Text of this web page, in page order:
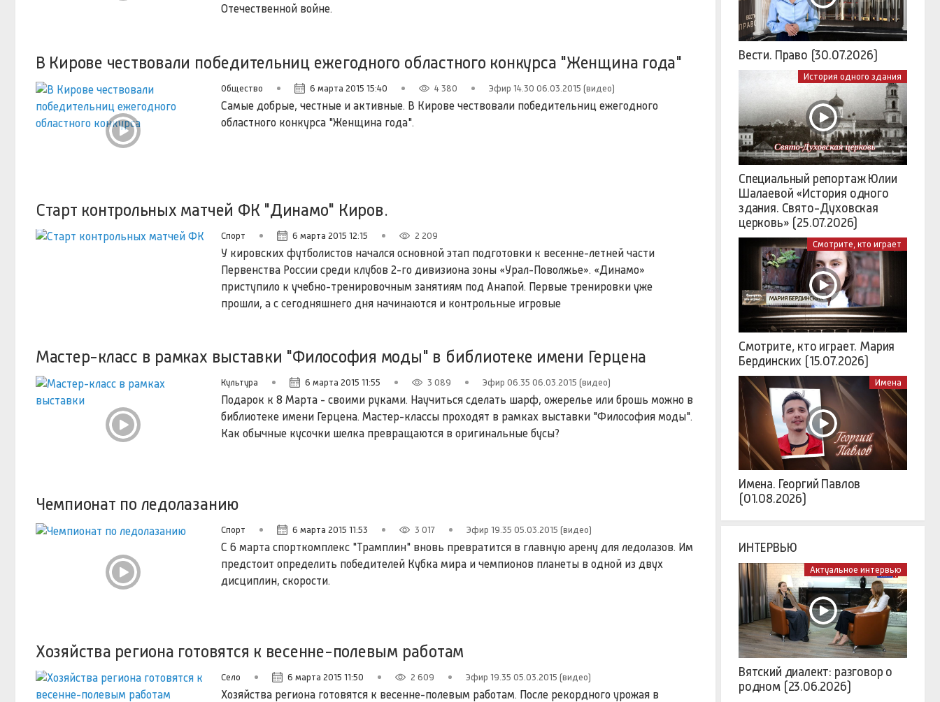
Отечественной войне.
В Кирове чествовали победительниц ежегодного областного конкурса "Женщина года"
Общество 6 марта 2015 15:40 4 380 Эфир 14.30 06.03.2015 (видео)
Самые добрые, честные и активные. В Кирове чествовали победительниц ежегодного
областного конкурса "Женщина года".
Старт контрольных матчей ФК "Динамо" Киров.
Спорт 6 марта 2015 12:15 2 209
У кировских футболистов начался основной этап подготовки к весенне-летней части
Первенства России среди клубов 2-го дивизиона зоны «Урал-Поволжье». «Динамо»
приступило к учебно-тренировочным занятиям под Анапой. Первые тренировки уже
прошли, а с сегодняшнего дня начинаются и контрольные игровые
Мастер-класс в рамках выставки "Философия моды" в библиотеке имени Герцена
Культура 6 марта 2015 11:55 3 089 Эфир 06.35 06.03.2015 (видео)
Подарок к 8 Марта - своими руками. Научиться сделать шарф, ожерелье или брошь можно в
библиотеке имени Герцена. Мастер-классы проходят в рамках выставки "Философия моды".
Как обычные кусочки шелка превращаются в оригинальные бусы?
Чемпионат по ледолазанию
Спорт 6 марта 2015 11:53 3 017 Эфир 19.35 05.03.2015 (видео)
С 6 марта спорткомплекс "Трамплин" вновь превратится в главную арену для ледолазов. Им
предстоит определить победителей Кубка мира и чемпионов планеты в одной из двух
дисциплин, скорости.
Хозяйства региона готовятся к весенне-полевым работам
Село 6 марта 2015 11:50 2 609 Эфир 19.35 05.03.2015 (видео)
Хозяйства региона готовятся к весенне-полевым работам. После рекордного урожая в
Вести. Право (30.07.2026)
История одного здания
Специальный репортаж Юлии
Шалаевой «История одного
здания. Свято-Духовская
церковь» (25.07.2026)
Смотрите, кто играет
Смотрите, кто играет. Мария
Бердинских (15.07.2026)
Имена
Имена. Георгий Павлов
(01.08.2026)
ИНТЕРВЬЮ
Актуальное интервью
Вятский диалект: разговор о
родном (23.06.2026)